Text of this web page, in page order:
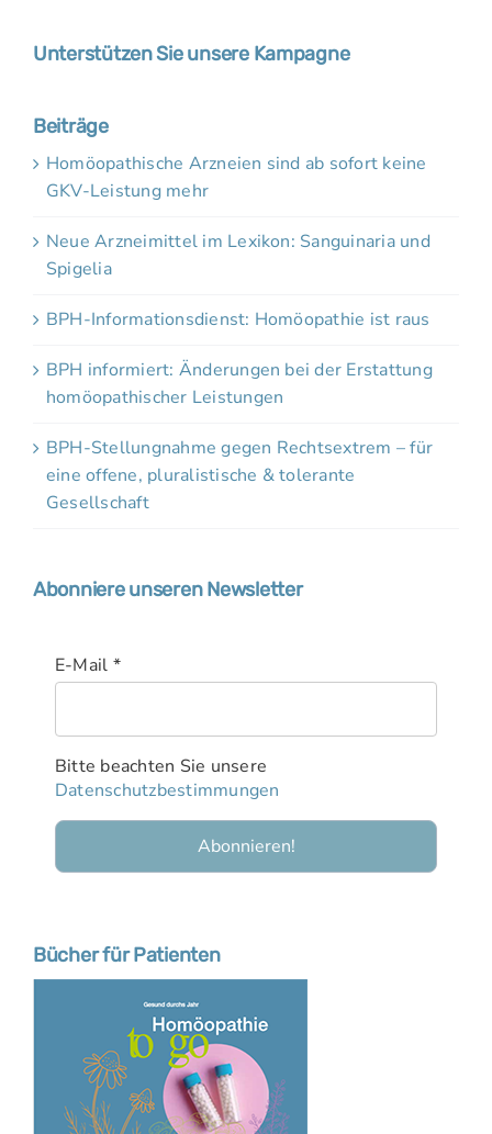
Unterstützen Sie unsere Kampagne
Beiträge
Homöopathische Arzneien sind ab sofort keine
GKV-Leistung mehr
Neue Arzneimittel im Lexikon: Sanguinaria und
Spigelia
BPH-Informationsdienst: Homöopathie ist raus
BPH informiert: Änderungen bei der Erstattung
homöopathischer Leistungen
BPH-Stellungnahme gegen Rechtsextrem – für
eine offene, pluralistische & tolerante
Gesellschaft
Abonniere unseren Newsletter
E-Mail *
Bitte beachten Sie unsere
Datenschutzbestimmungen
Bücher für Patienten